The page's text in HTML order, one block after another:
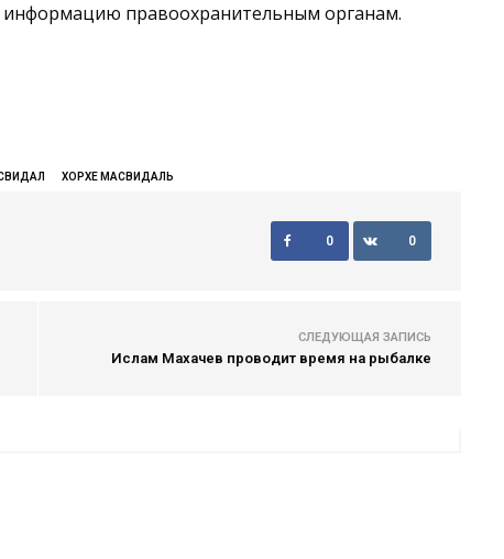
информацию правоохранительным органам.
ХОРХЕ МАСВИДАЛЬ
0 0
СЛЕДУЮЩАЯ ЗАПИСЬ
Ислам Махачев проводит время на рыбалке